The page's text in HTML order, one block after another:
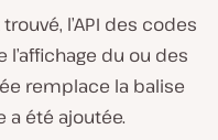
l’API des codes
du ou des
remplace la balise
a été ajoutée.